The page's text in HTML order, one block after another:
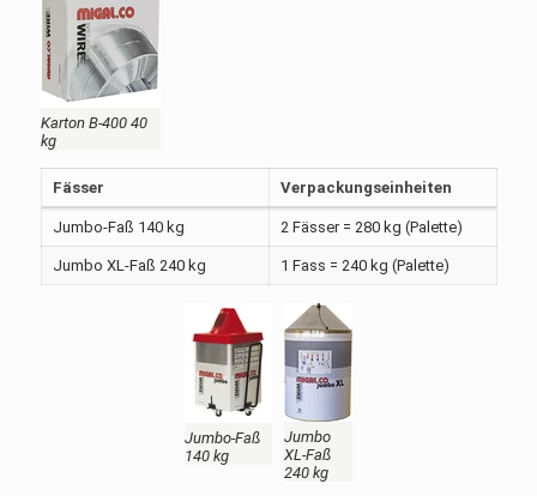
Karton B-400 40
kg
Fässer Verpackungseinheiten
Jumbo-Faß 140 kg 2 Fässer = 280 kg (Palette)
Jumbo XL-Faß 240 kg 1 Fass = 240 kg (Palette)
Jumbo-Faß
140 kg
Jumbo
XL-Faß
240 kg